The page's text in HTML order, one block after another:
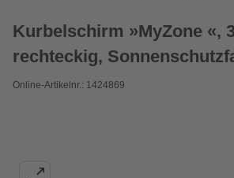
Kurbelschirm »MyZone «,
rechteckig,
Online-Artikelnr.: 1424869